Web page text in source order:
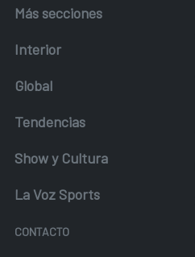
Más secciones
Interior
Global
Tendencias
Show y Cultura
La Voz Sports
CONTACTO